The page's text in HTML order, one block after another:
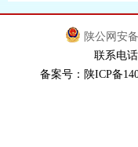
陕公网安
联系电
备案号：陕ICP备